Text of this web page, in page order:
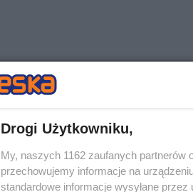
Drogi Użytkowniku,
My, naszych 1162 zaufanych
przechowujemy informacje na
standardowe informacje wysyłane